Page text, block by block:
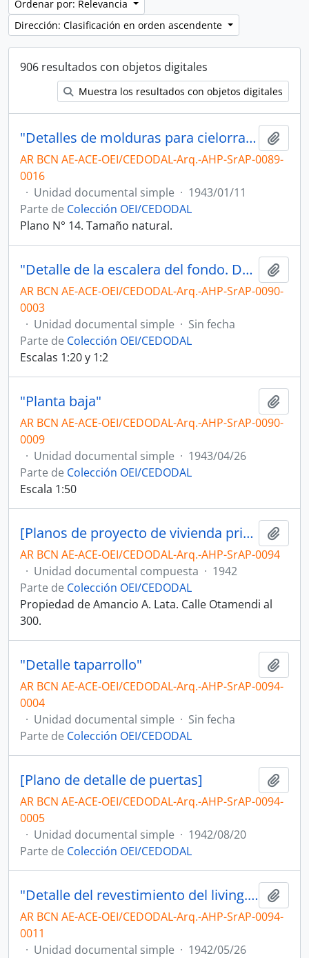
Ordenar por: Relevancia
Dirección: Clasificación en orden ascendente
906 resultados con objetos digitales
Muestra los resultados con objetos digitales
"Detalles de molduras para cielorrasos de yeso"
AR BCN AE-ACE-OEI/CEDODAL-Arq.-AHP-SrAP-0089-
0016
· Unidad documental simple · 1943/01/11
Parte de Colección OEI/CEDODAL
Plano N° 14. Tamaño natural.
"Detalle de la escalera del fondo. Detalle de los escalones del primer tramo"
AR BCN AE-ACE-OEI/CEDODAL-Arq.-AHP-SrAP-0090-
0003
· Unidad documental simple · Sin fecha
Parte de Colección OEI/CEDODAL
Escalas 1:20 y 1:2
"Planta baja"
AR BCN AE-ACE-OEI/CEDODAL-Arq.-AHP-SrAP-0090-
0009
· Unidad documental simple · 1943/04/26
Parte de Colección OEI/CEDODAL
Escala 1:50
[Planos de proyecto de vivienda privada]
AR BCN AE-ACE-OEI/CEDODAL-Arq.-AHP-SrAP-0094
· Unidad documental compuesta · 1942
Parte de Colección OEI/CEDODAL
Propiedad de Amancio A. Lata. Calle Otamendi al
300.
"Detalle taparrollo"
AR BCN AE-ACE-OEI/CEDODAL-Arq.-AHP-SrAP-0094-
0004
· Unidad documental simple · Sin fecha
Parte de Colección OEI/CEDODAL
[Plano de detalle de puertas]
AR BCN AE-ACE-OEI/CEDODAL-Arq.-AHP-SrAP-0094-
0005
· Unidad documental simple · 1942/08/20
Parte de Colección OEI/CEDODAL
"Detalle del revestimiento del living. Plano N° 7"
AR BCN AE-ACE-OEI/CEDODAL-Arq.-AHP-SrAP-0094-
0011
· Unidad documental simple · 1942/05/26